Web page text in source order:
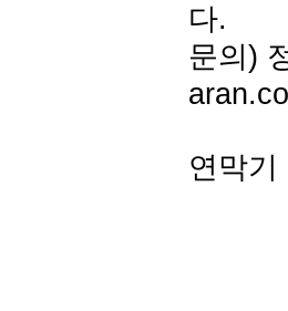
다.
문의)
연막기